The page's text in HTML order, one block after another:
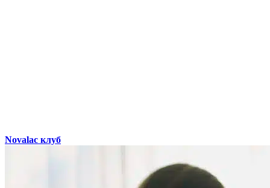
Novalac клуб